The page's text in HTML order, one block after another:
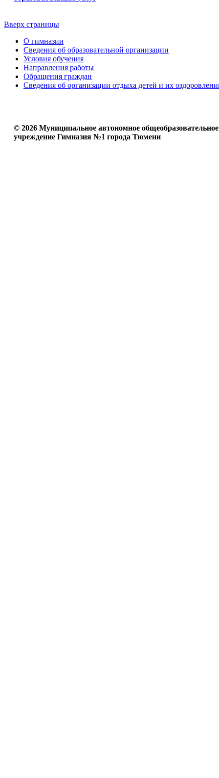
Вверх страницы
О гимназии
Сведения об образовательной организации
Условия обучения
Направления работы
Обращения граждан
Сведения об организации отдыха детей и их
© 2026 Муниципальное автономное общеобразовательное
учреждение Гимназия №1 города Тюмени